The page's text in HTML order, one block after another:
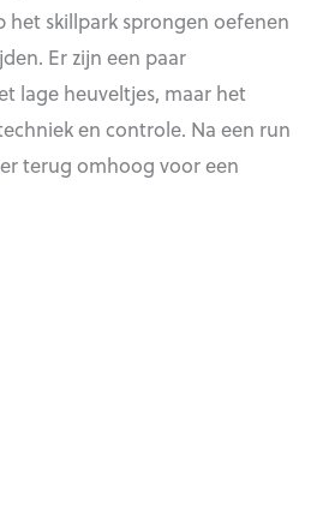
het skillpark sprongen oefenen
Er zijn een paar
lage heuveltjes, maar het
en controle. Na een run
terug omhoog voor een